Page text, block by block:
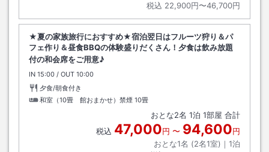
税込 22,900円〜46,700円
★夏の家族旅行におすすめ★宿泊翌日はフルーツ狩り＆パ
フェ作り＆昼食BBQの体験盛りだくさん！夕食は飲み放題
付の和会席をご用意♪
IN チェックイン
15:00 / OUT チェックアウト
10:00
夕食/朝食付き
和室（10畳 館おまかせ）禁煙 10畳
おとな2名 1泊 1部屋 合計
税込 47,000円 〜 94,600円
おとな1名 (2名1室)｜ 1泊